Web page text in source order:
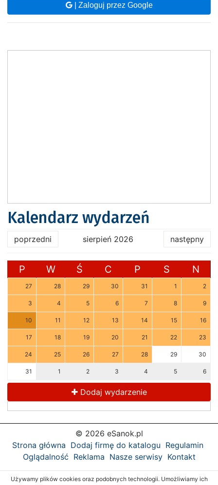
| Zaloguj przez Google
Kalendarz wydarzeń
poprzedni sierpień 2026 następny
P W Ś C P S N
27 28 29 30 31 1 2
3 4 5 6 7 8 9
10 11 12 13 14 15 16
17 18 19 20 21 22 23
24 25 26 27 28 29 30
31 1 2 3 4 5 6
Dodaj wydarzenie
© 2026 eSanok.pl
Strona główna Dodaj firmę do katalogu Regulamin
Oglądalność Reklama Nasze serwisy Kontakt
Używamy plików cookies oraz podobnych technologii. Umożliwiamy ich